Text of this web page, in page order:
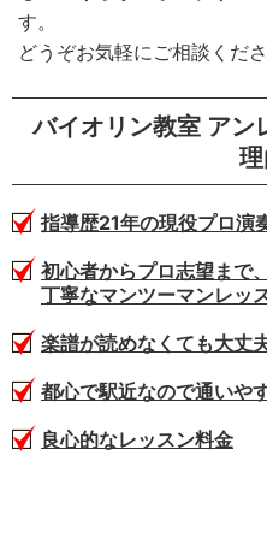
す。
どうぞお気軽にご相談くださ
バイオリン教室 アン
理
指導歴21年の現役プロ演
初心者からプロ志望まで
丁寧なマンツーマンレッ
楽譜が読めなくても大丈
都心で駅近なので通いや
良心的なレッスン料金